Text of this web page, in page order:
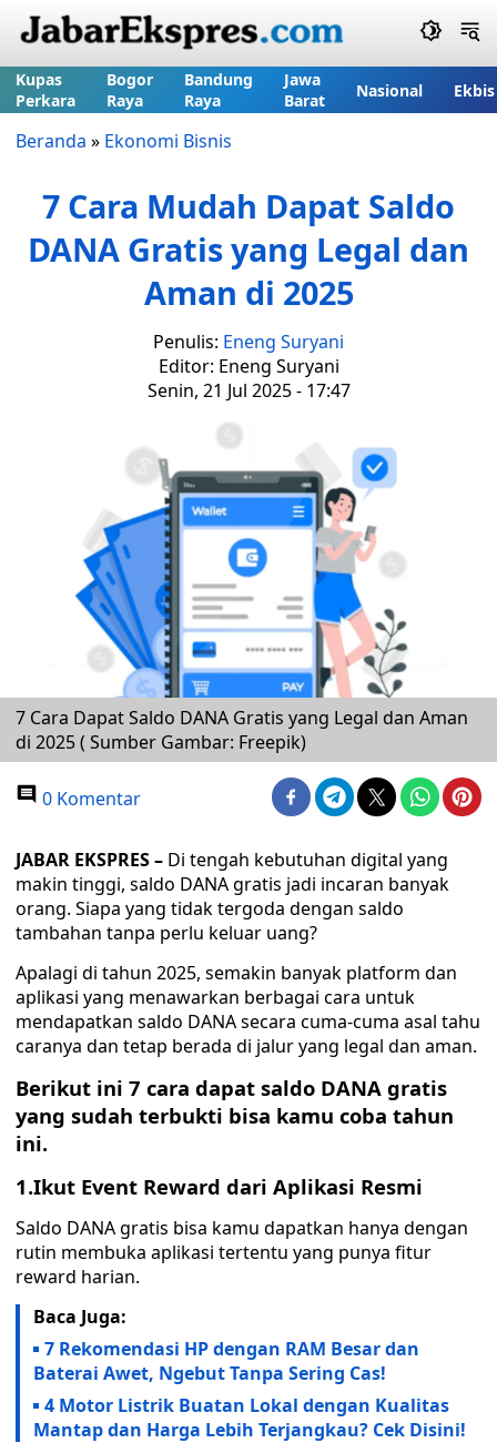
Kupas
Perkara
Bogor
Raya
Bandung
Raya
Jawa
Barat
Nasional Ekbis
Beranda » Ekonomi Bisnis
7 Cara Mudah Dapat Saldo
DANA Gratis yang Legal dan
Aman di 2025
Penulis: Eneng Suryani
Editor: Eneng Suryani
Senin, 21 Jul 2025 - 17:47
7 Cara Dapat Saldo DANA Gratis yang Legal dan Aman
di 2025 ( Sumber Gambar: Freepik)
0 Komentar
JABAR EKSPRES – Di tengah kebutuhan digital yang
makin tinggi, saldo DANA gratis jadi incaran banyak
orang. Siapa yang tidak tergoda dengan saldo
tambahan tanpa perlu keluar uang?
Apalagi di tahun 2025, semakin banyak platform dan
aplikasi yang menawarkan berbagai cara untuk
mendapatkan saldo DANA secara cuma-cuma asal tahu
caranya dan tetap berada di jalur yang legal dan aman.
Berikut ini 7 cara dapat saldo DANA gratis
yang sudah terbukti bisa kamu coba tahun
ini.
1.Ikut Event Reward dari Aplikasi Resmi
Saldo DANA gratis bisa kamu dapatkan hanya dengan
rutin membuka aplikasi tertentu yang punya fitur
reward harian.
Baca Juga:
7 Rekomendasi HP dengan RAM Besar dan
Baterai Awet, Ngebut Tanpa Sering Cas!
4 Motor Listrik Buatan Lokal dengan Kualitas
Mantap dan Harga Lebih Terjangkau? Cek Disini!